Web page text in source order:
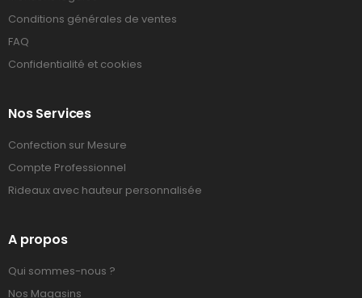
Conditions générales de ventes
FAQ
Confidentialité et cookies
Nos Services
Confection sur Mesure
Compte Professionnel
Rideaux avec hauteur personnalisée
A propos
Qui sommes-nous ?
Nos Magasins